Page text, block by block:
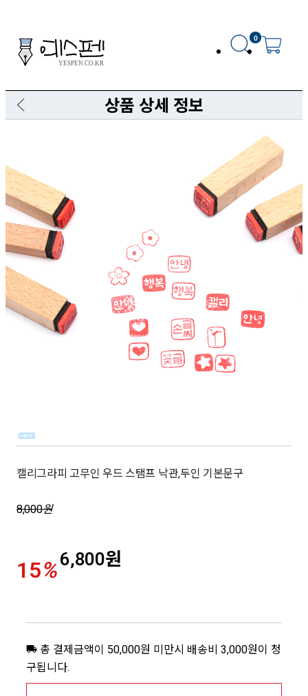
0
상품 상세 정보
캘리그라피 고무인 우드 스탬프 낙관,두인 기본문구
8,000원
15%6,800원
총 결제금액이 50,000원 미만시 배송비 3,000원이 청
구됩니다.